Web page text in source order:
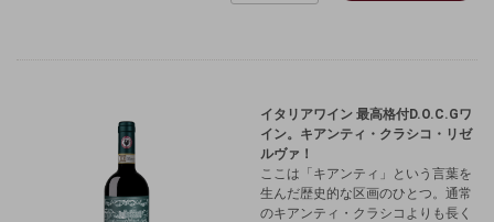
イタリアワイン 最高格付D.O.C.Gワ
イン。キアンティ・クラシコ・リゼ
ルヴァ！
ここは「キアンティ」という言葉を
生んだ歴史的な区画のひとつ。通常
のキアンティ・クラシコよりも長く